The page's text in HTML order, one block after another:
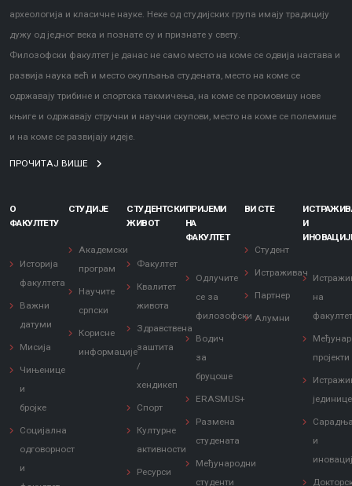
археологија и класичне науке. Неке од студијских група имају традицију
дужу од једног века и познате су и признате у свету.
Филозофски факултет је данас не само место на коме се одвија настава и
развија наука већ и место окупљања студената, место на коме се
одржавају трибине и спортска такмичења, на коме се промовишу нове
књиге и одржавају стручни и научни скупови, место на коме се полемише
и на коме се развијају идеје.
ПРОЧИТАЈ ВИШЕ
О
ФАКУЛТЕТУ
Историја
факултета
Важни
датуми
Мисија
Чињенице
и
бројке
Социјална
одговорност
и
СТУДИЈЕ
Академски
програм
Научите
српски
Корисне
информације
СТУДЕНТСКИ
ЖИВОТ
Факултет
Квалитет
живота
Здравствена
заштита
/
хендикеп
Спорт
Културне
активности
Ресурси
ПРИЈЕМИ
НА
ФАКУЛТЕТ
Одлучите
се за
филозофски
Водич
за
бруцоше
ERASMUS+
Размена
студената
Међународни
студенти
ВИ СТЕ
Студент
Истраживач
Партнер
Алумни
И
на
пројекти
јединице
и